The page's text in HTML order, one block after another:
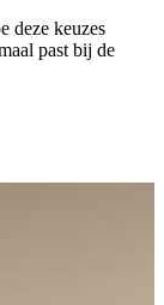
deze keuzes
past bij de